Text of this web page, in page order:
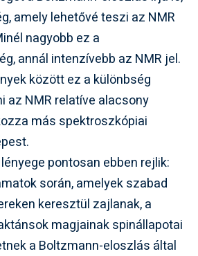
amely lehetővé teszi az NMR
nagyobb ez a
annál intenzívebb az NMR jel.
között ez a különbség
az NMR relatíve alacsony
más spektroszkópiai
pontosan ebben rejlik:
során, amelyek szabad
keresztül zajlanak, a
magjainak spinállapotai
a Boltzmann-eloszlás által